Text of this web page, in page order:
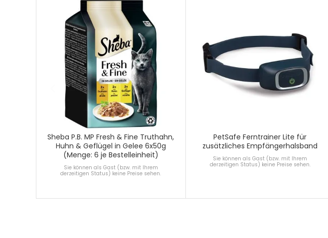
Sheba P.B. MP Fresh & Fine Truthahn,
Huhn & Geflügel in Gelee 6x50g
(Menge: 6 je Bestelleinheit)
Sie können als Gast (bzw. mit Ihrem
derzeitigen Status) keine Preise sehen.
PetSafe Ferntrainer Lite für
zusätzliches Empfängerhalsband
Sie können als Gast (bzw. mit Ihrem
derzeitigen Status) keine Preise sehen.